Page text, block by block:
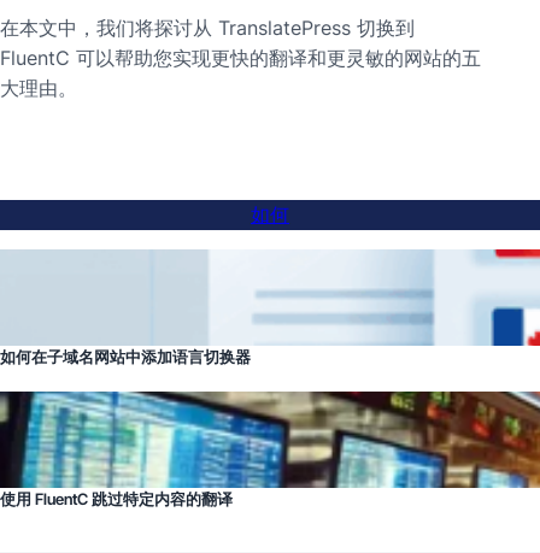
在本文中，我们将探讨从 TranslatePress 切换到
FluentC 可以帮助您实现更快的翻译和更灵敏的网站的五
大理由。
如何
如何在子域名网站中添加语言切换器
使用 FluentC 跳过特定内容的翻译